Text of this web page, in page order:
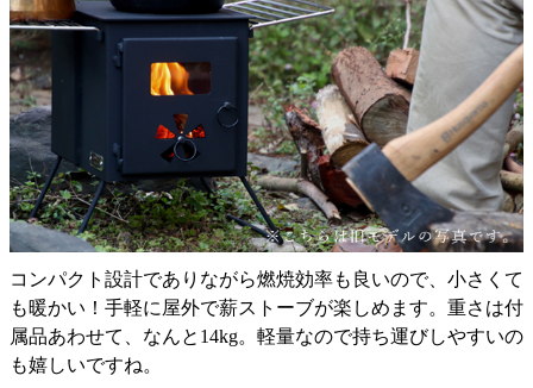
コンパクト設計でありながら燃焼効率も良いので、小さくて
も暖かい！手軽に屋外で薪ストーブが楽しめます。重さは付
属品あわせて、なんと14kg。軽量なので持ち運びしやすいの
も嬉しいですね。